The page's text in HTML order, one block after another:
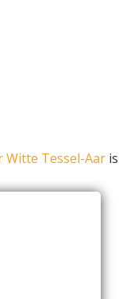
Witte Tessel-Aar